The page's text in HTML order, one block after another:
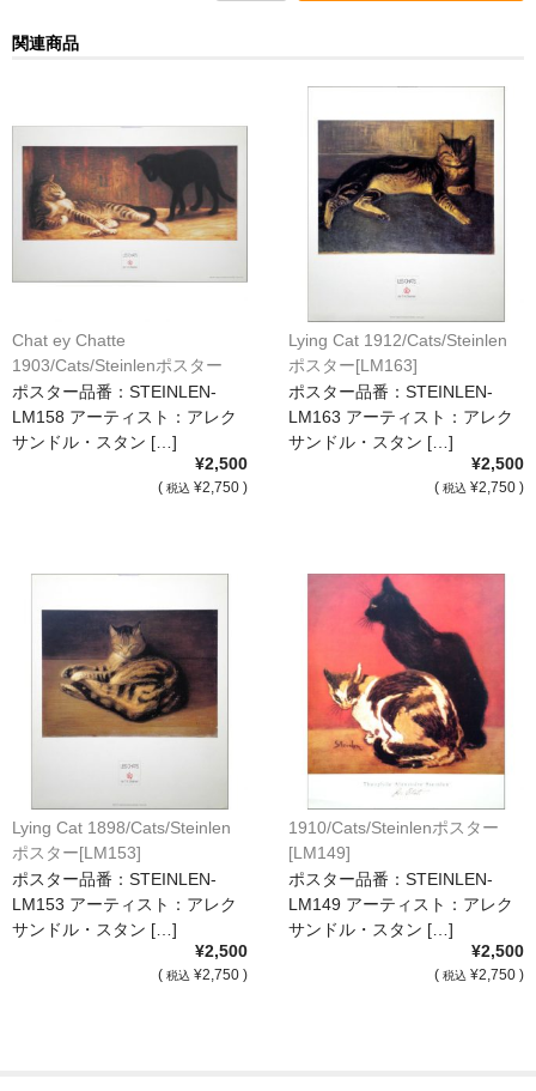
額装品一覧
アンリ・マティス額装
カッズミイダ×手塚治虫額装
フランス製モノクロフォト額装
Classic Pooh額装
支払方法・送料・納期
よくあるご質問
FAX専用ご注文用紙
お問い合わせフォーム
メンバー
カート
ショップ
For overseas customers
関連商品
Chat ey Chatte
1903/Cats/Steinlenポスター
[LM158]
ポスター品番：STEINLEN-
LM158 アーティスト：アレク
サンドル・スタン […]
¥2,500
( 税込 ¥2,750 )
Lying Cat 1912/Cats/Steinlen
ポスター[LM163]
ポスター品番：STEINLEN-
LM163 アーティスト：アレク
サンドル・スタン […]
¥2,500
( 税込 ¥2,750 )
Lying Cat 1898/Cats/Steinlen
ポスター[LM153]
ポスター品番：STEINLEN-
LM153 アーティスト：アレク
サンドル・スタン […]
¥2,500
( 税込 ¥2,750 )
1910/Cats/Steinlenポスター
[LM149]
ポスター品番：STEINLEN-
LM149 アーティスト：アレク
サンドル・スタン […]
¥2,500
( 税込 ¥2,750 )